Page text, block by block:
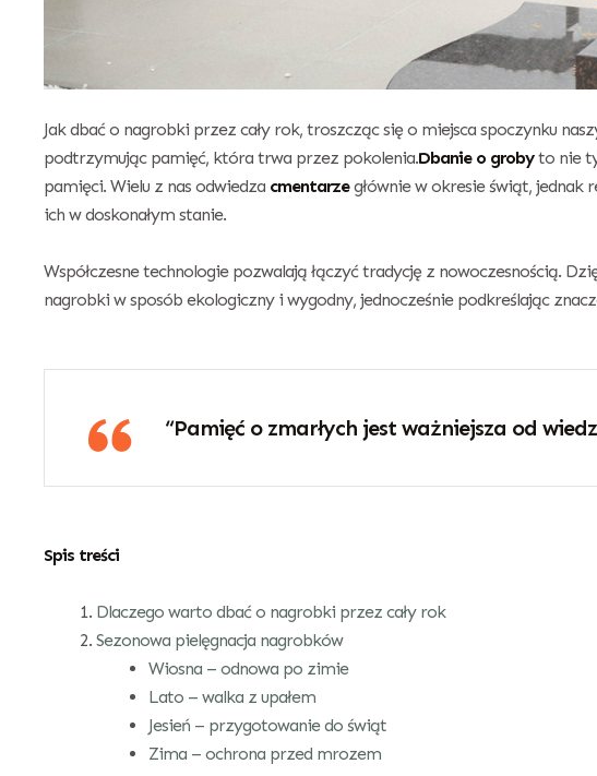
Jak dbać o nagrobki przez cały rok, troszcząc się o miejsca spoczynku
podtrzymując pamięć, która trwa przez pokolenia.Dbanie o grobyto nie
pamięci. Wielu z nas odwiedza cmentarzegłównie w okresie świąt, jednak
ich w doskonałym stanie.
Współczesne technologie pozwalają łączyć tradycję z nowoczesnością.
nagrobki w sposób ekologiczny i wygodny, jednocześnie podkreślając
“Pamięć o zmarłych jest ważniejsza od
Spis treści
Dlaczego warto dbać o nagrobki przez cały rok
Sezonowa pielęgnacja nagrobków
Wiosna – odnowa po zimie
Lato – walka z upałem
Jesień – przygotowanie do świąt
Zima – ochrona przed mrozem